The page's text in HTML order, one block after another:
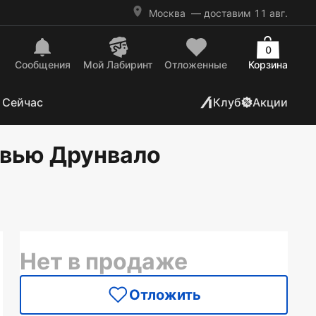
Москва — доставим 11 авг.
Сообщения Mой Лабиринт Отложенные Корзина
0
Клуб Акции
Друнвало
Нет в продаже
Отложить